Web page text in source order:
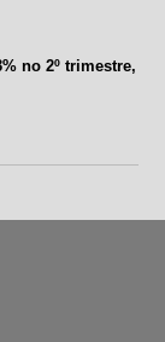
no 2º trimestre,